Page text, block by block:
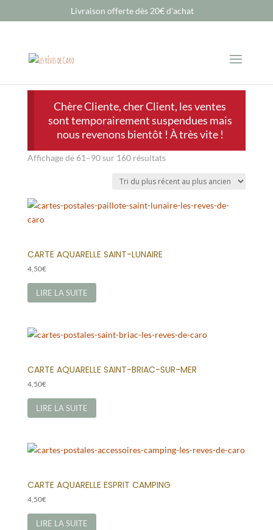
Livraison offerte dès 20€ d'achat
Chère Cliente, cher Client, les ventes
sont temporairement suspendues mais
nous revenons bientôt ! À très vite !
Affichage de 61–90 sur 160 résultatsTrié
plus
CARTE AQUARELLE SAINT-LUNAIRE
4,50€
LIRE LA SUITE
CARTE AQUARELLE SAINT-BRIAC-SUR-MER
4,50€
LIRE LA SUITE
CARTE AQUARELLE ESPRIT CAMPING
4,50€
LIRE LA SUITE